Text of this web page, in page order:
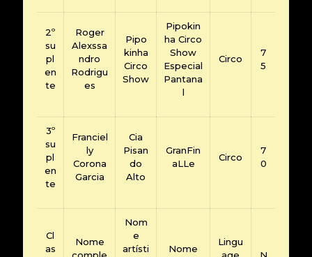
2º
su
pl
en
te
Roger
Alexssa
ndro
Rodrigu
es
Pipo
kinha
Circo
Show
Pipokin
ha Circo
Show
Especial
Pantana
l
Circo
7
5
3º
su
pl
en
te
Franciel
ly
Corona
Garcia
Cia
Pisan
do
Alto
GranFin
aLLe
Circo
7
0
Cl
as
Nome
Nom
e
artísti
Nome
Lingu